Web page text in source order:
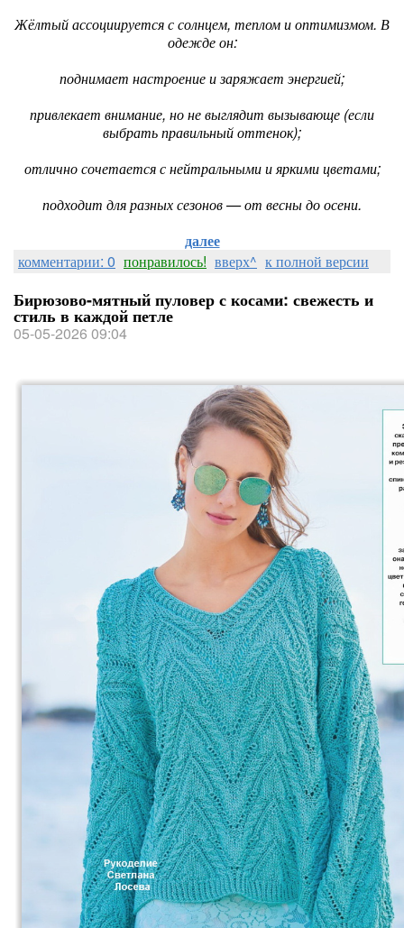
Жёлтый ассоциируется с солнцем, теплом и оптимизмом. В
одежде он:
поднимает настроение и заряжает энергией;
привлекает внимание, но не выглядит вызывающе (если
выбрать правильный оттенок);
отлично сочетается с нейтральными и яркими цветами;
подходит для разных сезонов — от весны до осени.
далее
комментарии: 0 понравилось! вверх^ к полной версии
Бирюзово-мятный пуловер с косами: свежесть и
стиль в каждой петле
05-05-2026 09:04